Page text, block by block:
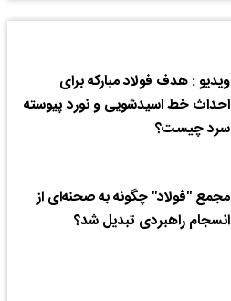
ویدیو : هدف فولاد مبارکه برای
احداث خط اسیدشویی و نورد پیوسته
سرد چیست؟
مجمع "فولاد" چگونه به صحنه‌ای از
انسجام راهبردی تبدیل شد؟